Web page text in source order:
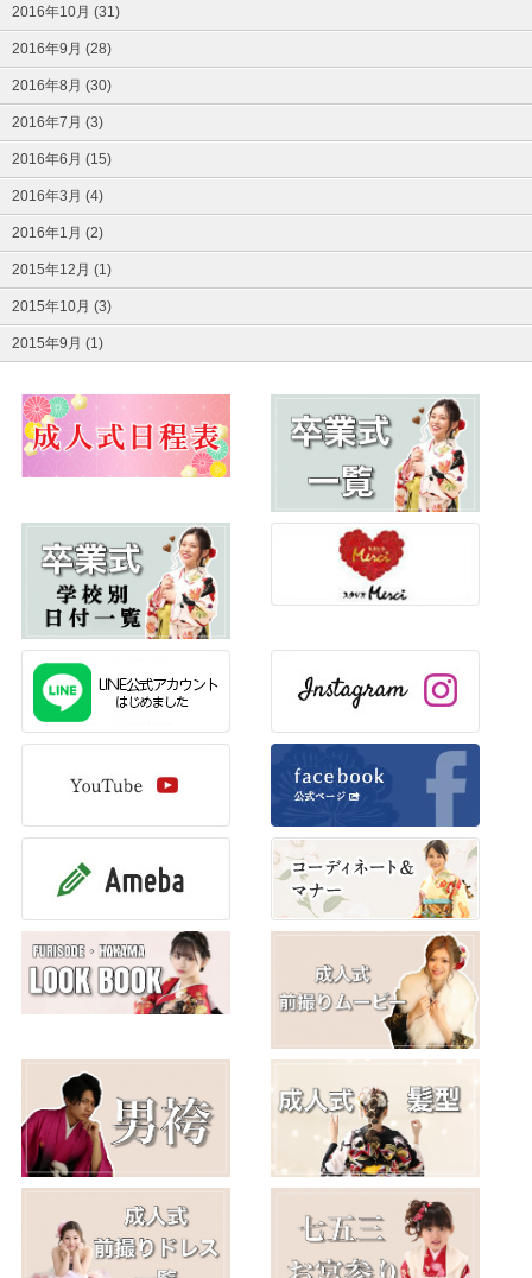
2016年10月 (31)
2016年9月 (28)
2016年8月 (30)
2016年7月 (3)
2016年6月 (15)
2016年3月 (4)
2016年1月 (2)
2015年12月 (1)
2015年10月 (3)
2015年9月 (1)